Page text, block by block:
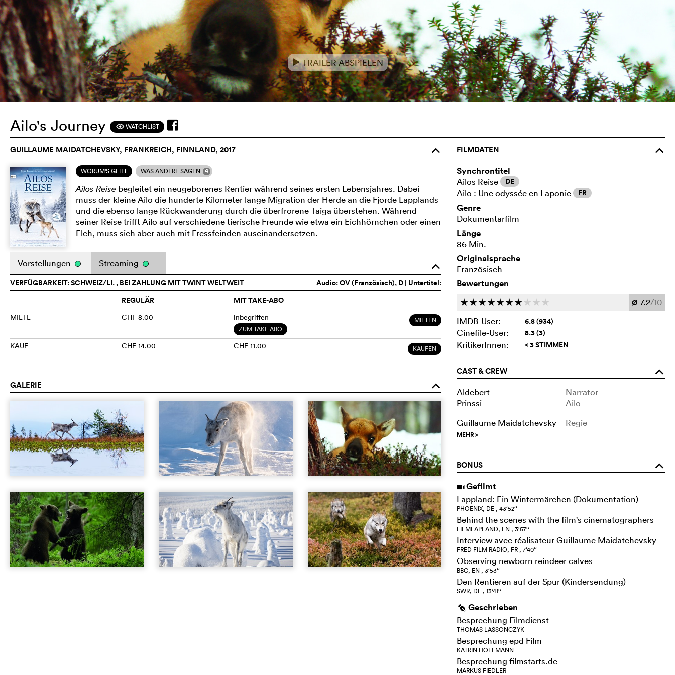
eTRAILER ABSPIELEN
Ailo's Journey FWATCHLIST
GUILLAUME MAIDATCHEVSKY, FRANKREICH, FINNLAND, 2017 o
WORUM'S GEHT WAS ANDERE SAGEN 4
Ailos Reise begleitet ein neugeborenes Rentier während seines ersten Lebensjahres. Dabei
muss der kleine Ailo die hunderte Kilometer lange Migration der Herde an die Fjorde Lapplands
und die ebenso lange Rückwanderung durch die überfrorene Taiga überstehen. Während
seiner Reise trifft Ailo auf verschiedene tierische Freunde wie etwa ein Eichhörnchen oder einen
Elch, muss sich aber auch mit Fressfeinden auseinandersetzen.
o
Vorstellungen Streaming
Audio:OV (Französisch), D | Untertitel:
VERFÜGBARKEIT: SCHWEIZ/LI. , BEI ZAHLUNG MIT TWINT WELTWEIT
REGULÄR
MIT TAKE-ABO
MIETE CHF 8.00 inbegriffen
ZUM TAKE ABO
MIETEN
KAUF CHF 14.00 CHF 11.00 KAUFEN
GALERIE o
FILMDATEN
o
Synchrontitel
Ailos Reise DE
Ailo : Une odyssée en Laponie FR
Genre
Dokumentarfilm
Länge
86 Min.
Originalsprache
Französisch
Bewertungen
ccccccc c c c Ø 7.2/10
IMDB-User:
6.8 (934)
Cinefile-User: 8.3 (3)
KritikerInnen: < 3 STIMMEN
CAST & CREW o
Aldebert
Narrator
Prinssi
Ailo
Guillaume Maidatchevsky
Regie
MEHR>
BONUS o
i Gefilmt
Lappland: Ein Wintermärchen (Dokumentation)
PHOENIX, DE , 43‘52‘‘
Behind the scenes with the film's cinematographers
FILMLAPLAND, EN , 3‘57‘‘
Interview avec réalisateur Guillaume Maidatchevsky
FRED FILM RADIO, FR , 7‘40‘‘
Observing newborn reindeer calves
BBC, EN , 3‘53‘‘
Den Rentieren auf der Spur (Kindersendung)
SWR, DE , 13‘41‘‘
g Geschrieben
Besprechung Filmdienst
THOMAS LASSONCZYK
Besprechung epd Film
KATRIN HOFFMANN
Besprechung filmstarts.de
MARKUS FIEDLER